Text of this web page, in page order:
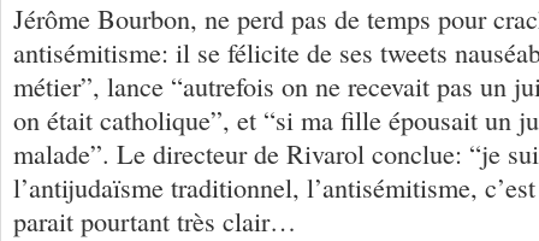
Jérôme Bourbon, ne perd pas de temps pour
antisémitisme: il se félicite de ses tweets
métier”, lance “autrefois on ne recevait pas un
on était catholique”, et “si ma fille épousait un
malade”. Le directeur de Rivarol conclue: “je
l’antijudaïsme traditionnel, l’antisémitisme,
parait pourtant très clair…